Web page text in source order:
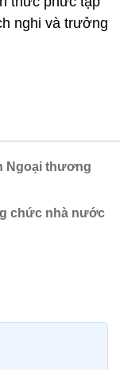
nghi và trưởng
Ngoại thương
chức nhà nước